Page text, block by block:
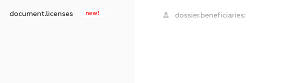
document.licenses new! dossier.beneficiaries: